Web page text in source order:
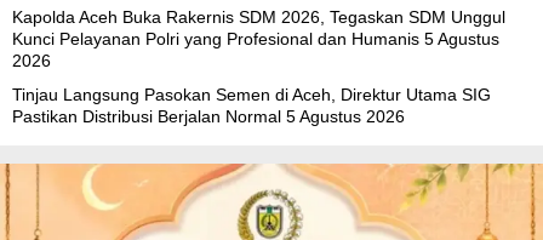
Kapolda Aceh Buka Rakernis SDM 2026, Tegaskan SDM Unggul
Kunci Pelayanan Polri yang Profesional dan Humanis 5 Agustus
2026
Tinjau Langsung Pasokan Semen di Aceh, Direktur Utama SIG
Pastikan Distribusi Berjalan Normal 5 Agustus 2026